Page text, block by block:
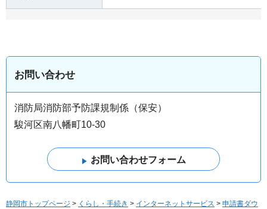
お問い合わせ
消防局消防部予防課規制係（保安）
駿河区南八幡町10-30
静岡市トップページ > くらし・手続き > インターネットサービス > 申請書ダウ